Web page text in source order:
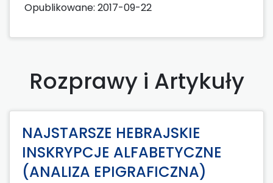
Opublikowane: 2017-09-22
Rozprawy i Artykuły
NAJSTARSZE HEBRAJSKIE
INSKRYPCJE ALFABETYCZNE
(ANALIZA EPIGRAFICZNA)